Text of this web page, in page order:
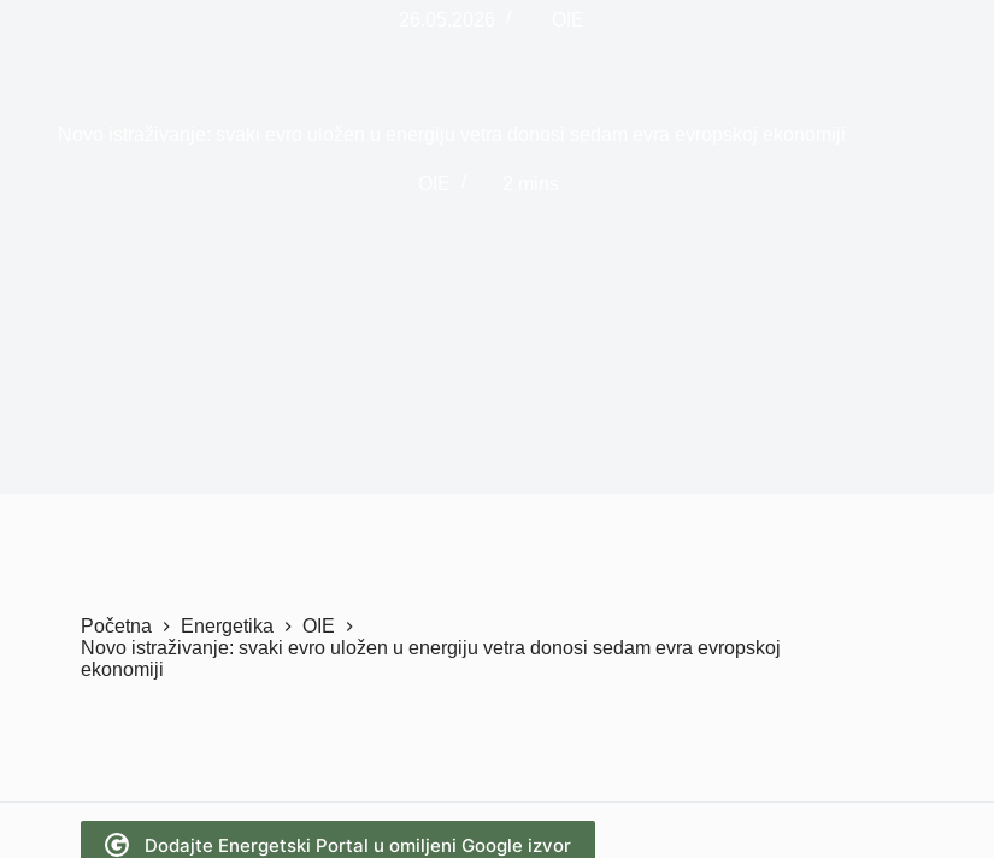
Početna Energetika
OIE
Novo istraživanje: svaki evro uložen u energiju vetra donosi sedam evra evropskoj
ekonomiji
Dodajte Energetski Portal u omiljeni Google izvor